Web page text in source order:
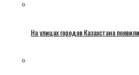
На улицах городов Казахстана